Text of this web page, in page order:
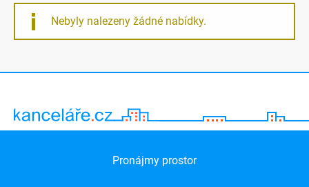
Nebyly nalezeny žádné nabídky.
Pronájmy prostor